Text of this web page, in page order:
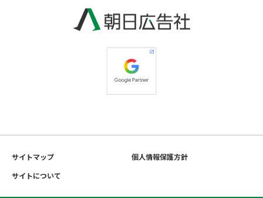
サイトマップ
個人情報保護方針
サイトについて